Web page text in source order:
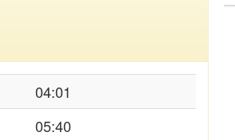
04:01
05:40